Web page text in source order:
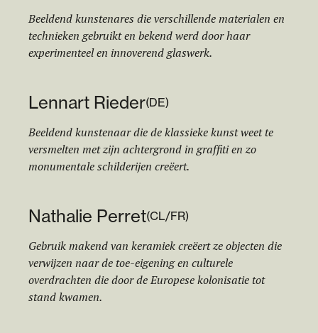
Beeldend kunstenares die verschillende materialen en
technieken gebruikt en bekend werd door haar
experimenteel en innoverend glaswerk.
Lennart Rieder(DE)
Beeldend kunstenaar die de klassieke kunst weet te
versmelten met zijn achtergrond in graffiti en zo
monumentale schilderijen creëert.
Nathalie Perret(CL/FR)
Gebruik makend van keramiek creëert ze objecten die
verwijzen naar de toe-eigening en culturele
overdrachten die door de Europese kolonisatie tot
stand kwamen.